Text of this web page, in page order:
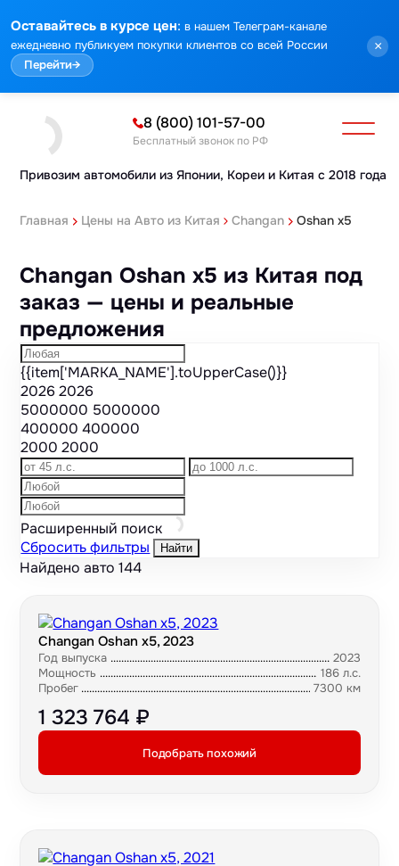
Оставайтесь в курсе цен: в нашем Телеграм-канале
ежедневно публикуем покупки клиентов со всей России
Перейти→
×
Привозим автомобили из Японии, Кореи и Китая с 2018 года
8 (800) 101-57-00
Бесплатный звонок по РФ
Главная Цены на Авто из Китая Changan Oshan x5
Changan Oshan x5 из Китая под
заказ — цены и реальные
предложения
{{item['MARKA_NAME'].toUpperCase()}}
20262026
5000000 5000000
400000400000
20002000
Расширенный поиск
Сбросить фильтры
Найти
Найдено авто144
Changan Oshan x5, 2023
Год выпуска
2023
Мощность
186 л.с.
Пробег
7300 км
1 323 764 ₽
Подобрать похожий